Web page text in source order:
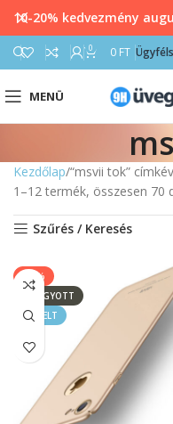
0 0 FT
MENÜ
Kezdőlap “msvii tok”
1–12 termék, összesen 70
Szűrés / Keresés
-67%
ELFOGYOTT
KIEMELT
10-20% kedvezmény